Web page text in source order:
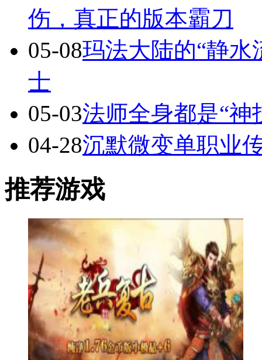
伤，真正的版本霸刀
05-08玛法大陆的“静
士
05-03法师全身都是“神
04-28沉默微变单职业
推荐游戏